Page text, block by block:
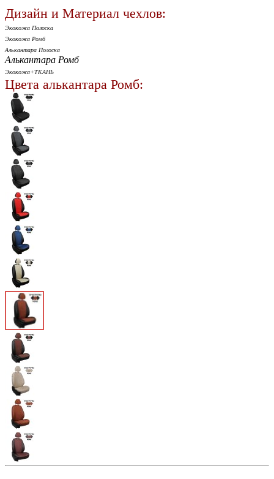
Дизайн и Материал чехлов:
Экокожа Полоска
Экокожа Ромб
Алькантара Полоска
Алькантара Ромб
Экокожа+ТКАНЬ
Цвета алькантара Ромб: